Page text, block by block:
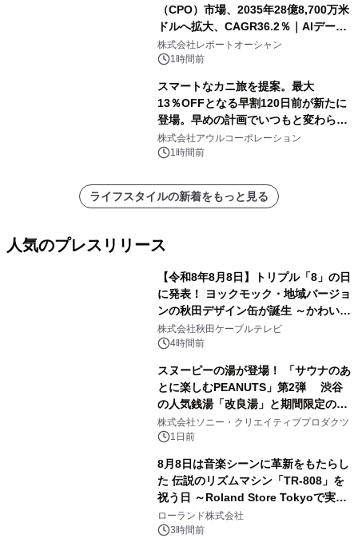
（CPO）市場、2035年28億8,700万米
ドルへ拡大、CAGR36.2％｜AIデータ
センター・高速光通信需要が成長を加
速
株式会社レポートオーシャン
1時間前
スマートなカニ旅を提案。最大
13％OFFとなる早割120日前が新たに
登場。早めの計画でいつもと変わらぬ
大人の冬旅を。ー夕日ヶ浦温泉「佳松
苑 別邸ふうか」ー
株式会社アウルコーポレーション
1時間前
ライフスタイルの新着をもっと見る
人気のプレスリリース
【令和8年8月8日】トリプル「8」の日
に発表！ ヨックモック・地域バージョ
ンの秋田デザイン缶が誕生 ～かわいい
秋田犬の子犬と秋田の四季と名所を巡
るパッケージ～ 9月1日(火)秋田県内で
株式会社秋田ケーブルテレビ
4時間前
スヌーピーの湯が登場！ 「サウナのあ
とに楽しむPEANUTS」第2弾 渋谷
の人気銭湯「改良湯」と期間限定のコ
ラボレーション サウナイキタイコラ
ボグッズも発売決定！
株式会社ソニー・クリエイティブプロダクツ
1日前
8月8日は音楽シーンに革新をもたらし
た 伝説のリズムマシン「TR-808」を
祝う日 ～Roland Store Tokyoで実機
を展示しての 記念キャンペーンを開
催 英国ラジオ「NTS」の 特別プログ
ローランド株式会社
3時間前